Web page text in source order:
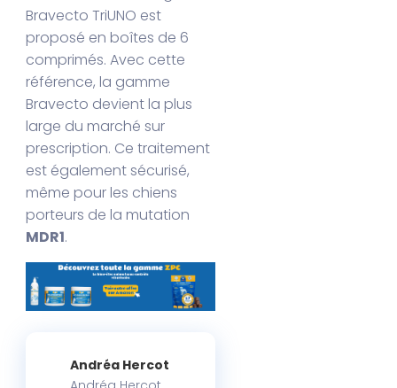
Bravecto TriUNO est
proposé en boîtes de 6
comprimés. Avec cette
référence, la gamme
Bravecto devient la plus
large du marché sur
prescription. Ce traitement
est également sécurisé,
même pour les chiens
porteurs de la mutation
MDR1.
Andréa Hercot